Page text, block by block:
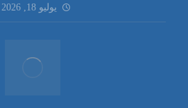
يوليو 18, 2026